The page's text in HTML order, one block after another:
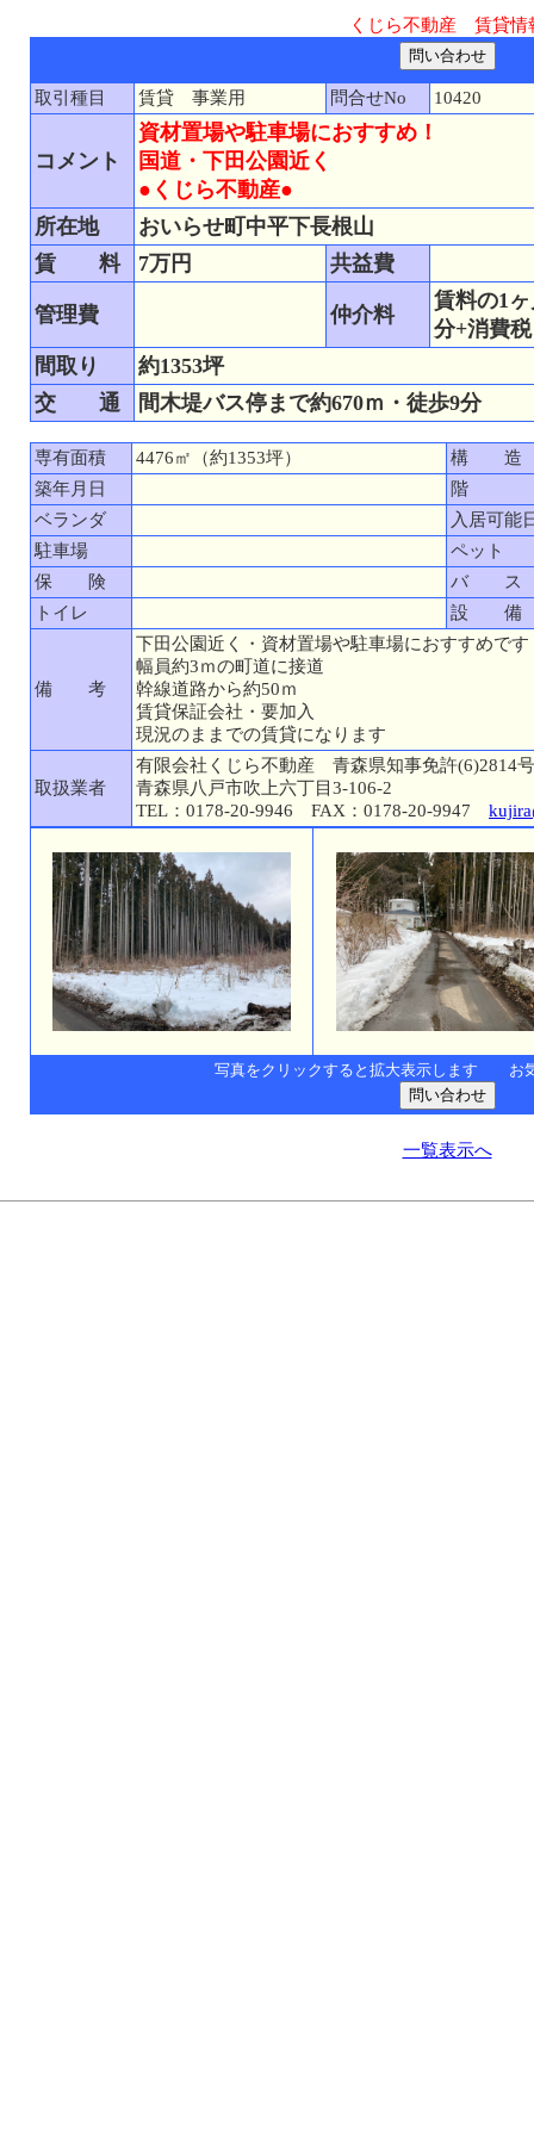
くじら不動産 賃貸情
取引種目 賃貸 事業用 問合せNo 10420
コメント
資材置場や駐車場におすすめ！
国道・下田公園近く
●くじら不動産●
所在地
おいらせ町中平下長根山
賃 料
7万円 共益費
管理費 仲介料
賃料の1
分+消費税
間取り
約1353坪
交 通
間木堤バス停まで約670ｍ・徒歩9分
専有面積 4476㎡（約1353坪）
構 造
築年月日
階
ベランダ
入居可能
駐車場
ペット
保 険
バ ス
トイレ
設 備
備 考
下田公園近く・資材置場や駐車場におすすめです
幅員約3ｍの町道に接道
幹線道路から約50ｍ
賃貸保証会社・要加入
現況のままでの賃貸になります
取扱業者
有限会社くじら不動産 青森県知事免許(6)2814号
青森県八戸市吹上六丁目3-106-2
TEL：0178-20-9946 FAX：0178-20-9947
写真をクリックすると拡大表示します お
一覧表示へ